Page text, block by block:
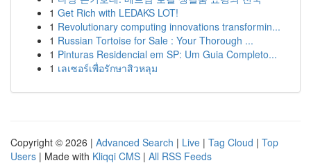
1 Get Rich with LEDAKS LOT!
1 Revolutionary computing innovations transformin...
1 Russian Tortoise for Sale : Your Thorough ...
1 Pinturas Residencial em SP: Um Guia Completo...
1 เลเซอร์เพื่อรักษาสิวหลุม
Copyright © 2026 | Advanced Search | Live | Tag Cloud | Top
Users | Made with Kliqqi CMS | All RSS Feeds